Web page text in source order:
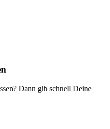
Dann gib schnell Deine